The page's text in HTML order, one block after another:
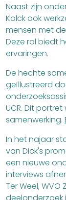
Naast zijn
Kolck ook
mensen met
Deze rol biedt
ervaringen.
De hechte
geïllustreerd
UCR. Dit
samenwerking.
In het najaar
van Dick's
een nieuwe
interviews
Ter Weel, WVO
deelonderzoek